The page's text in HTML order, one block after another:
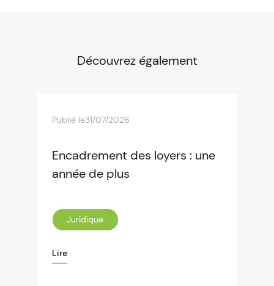
Découvrez également
Publié le31/07/2026
Encadrement des loyers : une
année de plus
Juridique
Lire